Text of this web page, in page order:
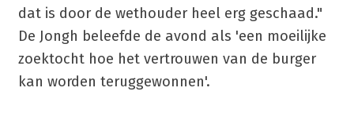
dat is door de wethouder heel erg geschaad."
De Jongh beleefde de avond als 'een moeilijke
zoektocht hoe het vertrouwen van de burger
kan worden teruggewonnen'.